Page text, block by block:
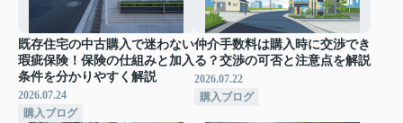
既存住宅の中古購入で迷わない
瑕疵保険！保険の仕組みと加入
条件を分かりやすく解説
2026.07.24
購入ブログ
仲介手数料は購入時に交渉でき
る？交渉の可否と注意点を解説
2026.07.22
購入ブログ